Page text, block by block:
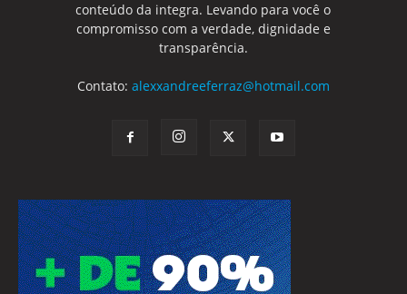
conteúdo da integra. Levando para você o
compromisso com a verdade, dignidade e
transparência.
Contato: alexxandreeferraz@hotmail.com